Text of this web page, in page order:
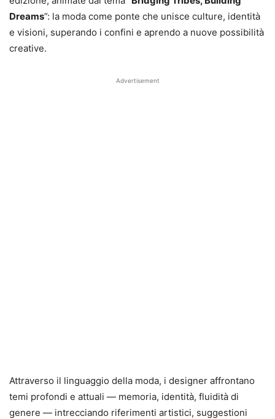
Dreams”: la moda come ponte che unisce culture, identità
e visioni, superando i confini e aprendo a nuove possibilità
creative.
Advertisement
Attraverso il linguaggio della moda, i designer affrontano
temi profondi e attuali — memoria, identità, fluidità di
genere — intrecciando riferimenti artistici, suggestioni